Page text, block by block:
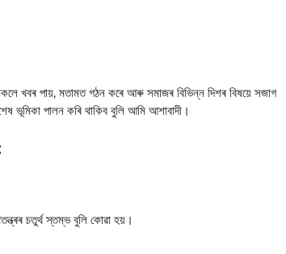
খবৰ পায়, মতামত গঠন কৰে আৰু সমাজৰ বিভিন্ন দিশৰ বিষয়ে সজাগ
ভূমিকা পালন কৰি থাকিব বুলি আমি আশাবাদী।
চতুৰ্থ স্তম্ভ বুলি কোৱা হয়।